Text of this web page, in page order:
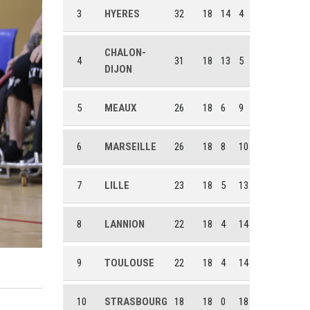
3 HYERES 32 18 14 4
4
CHALON-
DIJON
31 18 13 5
5 MEAUX 26 18 6 9
6 MARSEILLE 26 18 8 10
7 LILLE 23 18 5 13
8 LANNION 22 18 4 14
9 TOULOUSE 22 18 4 14
10 STRASBOURG 18 18 0 18